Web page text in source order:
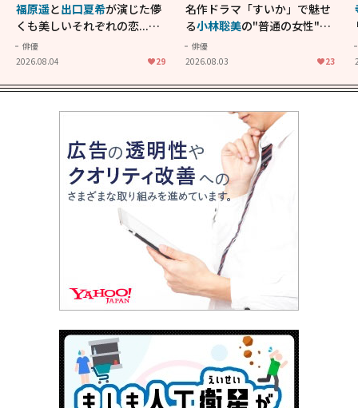
福原遥と出口夏希が演じた儚
くも美しいそれぞれの恋...生
きることの尊さを教えてくれ
た映画「あの花が咲く丘で、
俳優
2026.08.04
29
名作ドラマ「すいか」で魅せ
る小林聡美の"普通の女性"が
大人に刺さる...映画「かもめ
食堂」にも通じる静かな芝居
俳優
2026.08.03
23